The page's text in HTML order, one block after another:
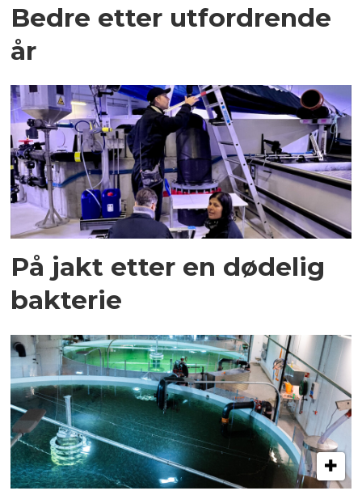
Bedre etter utfordrende
år
På jakt etter en dødelig
bakterie